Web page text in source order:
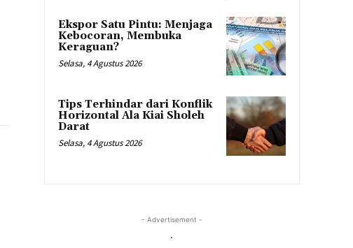
Ekspor Satu Pintu: Menjaga
Kebocoran, Membuka
Keraguan?
Selasa, 4 Agustus 2026
Tips Terhindar dari Konflik
Horizontal Ala Kiai Sholeh
Darat
Selasa, 4 Agustus 2026
- Advertisement -
.